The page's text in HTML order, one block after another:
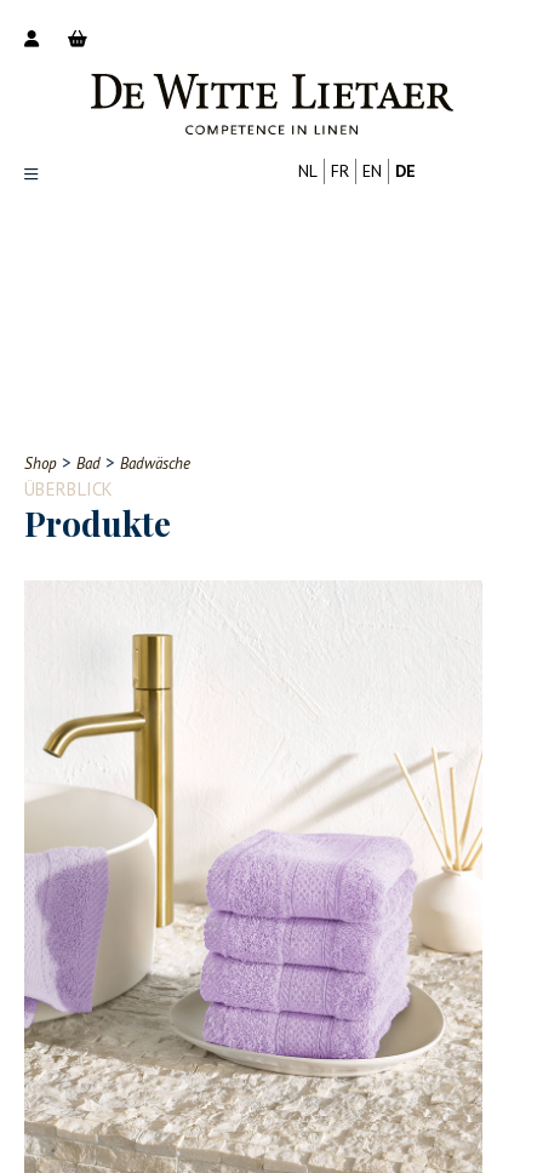
Contact
NL FR EN DE
Shop > Bad > Badwäsche
ÜBERBLICK
Produkte